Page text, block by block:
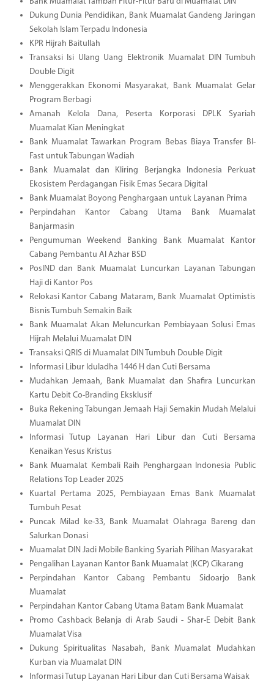
Dukung Dunia Pendidikan, Bank Muamalat Gandeng Jaringan
Sekolah Islam Terpadu Indonesia
KPR Hijrah Baitullah
Transaksi Isi Ulang Uang Elektronik Muamalat DIN Tumbuh
Double Digit
Menggerakkan Ekonomi Masyarakat, Bank Muamalat Gelar
Program Berbagi
Amanah Kelola Dana, Peserta Korporasi DPLK Syariah
Muamalat Kian Meningkat
Bank Muamalat Tawarkan Program Bebas Biaya Transfer BI-
Fast untuk Tabungan Wadiah
Bank Muamalat dan Kliring Berjangka Indonesia Perkuat
Ekosistem Perdagangan Fisik Emas Secara Digital
Bank Muamalat Boyong Penghargaan untuk Layanan Prima
Perpindahan Kantor Cabang Utama Bank Muamalat
Banjarmasin
Pengumuman Weekend Banking Bank Muamalat Kantor
Cabang Pembantu Al Azhar BSD
PosIND dan Bank Muamalat Luncurkan Layanan Tabungan
Haji di Kantor Pos
Relokasi Kantor Cabang Mataram, Bank Muamalat Optimistis
Bisnis Tumbuh Semakin Baik
Bank Muamalat Akan Meluncurkan Pembiayaan Solusi Emas
Hijrah Melalui Muamalat DIN
Transaksi QRIS di Muamalat DIN Tumbuh Double Digit
Informasi Libur Iduladha 1446 H dan Cuti Bersama
Mudahkan Jemaah, Bank Muamalat dan Shafira Luncurkan
Kartu Debit Co-Branding Eksklusif
Buka Rekening Tabungan Jemaah Haji Semakin Mudah Melalui
Muamalat DIN
Informasi Tutup Layanan Hari Libur dan Cuti Bersama
Kenaikan Yesus Kristus
Bank Muamalat Kembali Raih Penghargaan Indonesia Public
Relations Top Leader 2025
Kuartal Pertama 2025, Pembiayaan Emas Bank Muamalat
Tumbuh Pesat
Puncak Milad ke-33, Bank Muamalat Olahraga Bareng dan
Salurkan Donasi
Muamalat DIN Jadi Mobile Banking Syariah Pilihan Masyarakat
Pengalihan Layanan Kantor Bank Muamalat (KCP) Cikarang
Perpindahan Kantor Cabang Pembantu Sidoarjo Bank
Muamalat
Perpindahan Kantor Cabang Utama Batam Bank Muamalat
Promo Cashback Belanja di Arab Saudi - Shar-E Debit Bank
Muamalat Visa
Dukung Spiritualitas Nasabah, Bank Muamalat Mudahkan
Kurban via Muamalat DIN
Informasi Tutup Layanan Hari Libur dan Cuti Bersama Waisak